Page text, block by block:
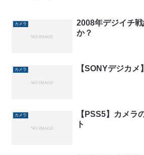
カメラ
2008年デジイチ
か？
カメラ 【SONYデジカ
カメラ
【PSS5】カメラ
ト